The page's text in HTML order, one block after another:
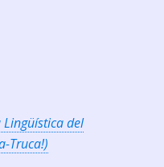
Lingüística del
Truca!)